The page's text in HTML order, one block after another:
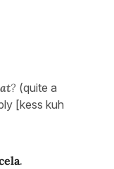
? (quite a
[kess kuh
.